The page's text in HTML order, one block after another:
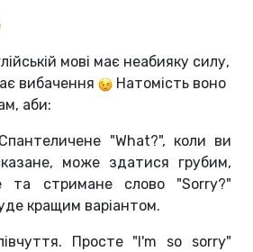
мові має неабияку силу,
вибачення
Натомість воно
аби:
"What?", коли ви
може здатися грубим,
та стримане слово "Sorry?"
кращим варіантом.
Просте "I'm so sorry"